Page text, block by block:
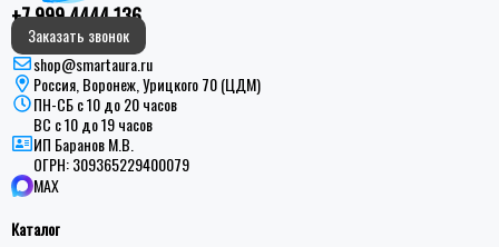
+7 999 4444 136
Заказать звонок
shop@smartaura.ru
Россия, Воронеж, Урицкого 70 (ЦДМ)
ПН-СБ с 10 до 20 часов
ВС с 10 до 19 часов
ИП Баранов М.В.
ОГРН:309365229400079
MAX
Каталог